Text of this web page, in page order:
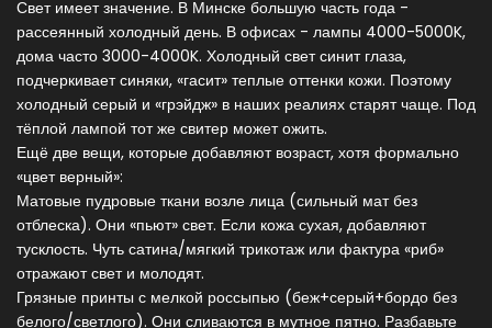
Свет имеет значение. В Минске большую часть года -
рассеянный холодный день. В офисах - лампы 4000-5000K,
дома часто 3000-4000K. Холодный свет синит глаза,
подчеркивает синяки, «гасит» теплые оттенки кожи. Поэтому
холодный серый и «грэйдж» в наших реалиях старят чаще. Под
тёплой лампой тот же свитер может ожить.
Ещё две вещи, которые добавляют возраст, хотя формально
«цвет верный»:
Матовые пудровые ткани возле лица (сильный мат без
отблеска). Они «пьют» свет. Если кожа сухая, добавляют
тусклость. Чуть сатина/мягкий трикотаж или фактура «риб»
отражают свет и молодят.
Грязные принты с мелкой россыпью (беж+серый+бордо без
белого/светлого). Они сливаются в мутное пятно. Разбавьте